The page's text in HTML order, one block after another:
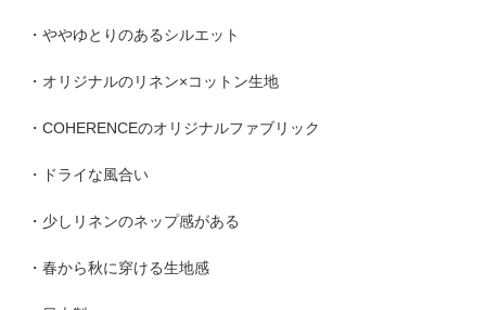
・ややゆとりのあるシルエット
・オリジナルのリネン×コットン生地
・COHERENCEのオリジナルファブリック
・ドライな風合い
・少しリネンのネップ感がある
・春から秋に穿ける生地感